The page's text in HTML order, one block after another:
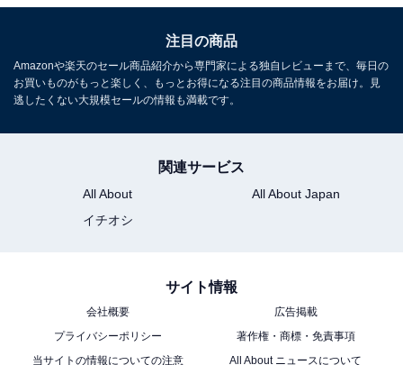
注目の商品
Amazonや楽天のセール商品紹介から専門家による独自レビューまで、毎日の
お買いものがもっと楽しく、もっとお得になる注目の商品情報をお届け。見
逃したくない大規模セールの情報も満載です。
関連サービス
All About
All About Japan
イチオシ
サイト情報
会社概要
広告掲載
プライバシーポリシー
著作権・商標・免責事項
当サイトの情報についての注意
All About ニュースについて